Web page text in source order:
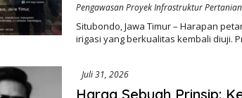
Pengawasan Proyek Infrastruktur Pertanian
Situbondo, Jawa Timur – Harapan
irigasi yang berkualitas kembali diuji.
Juli 31, 2026
Harga Sebuah Prinsip: